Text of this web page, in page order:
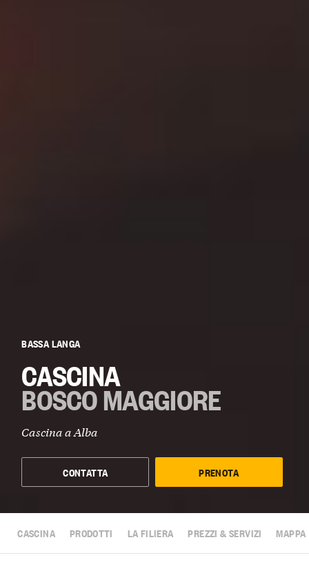
BASSA LANGA
CASCINA
BOSCO MAGGIORE
Cascina aAlba
CONTATTA PRENOTA
CASCINA PRODOTTI LA FILIERA PREZZI & SERVIZI MAPPA